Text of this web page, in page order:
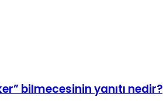
bilmecesinin yanıtı nedir?